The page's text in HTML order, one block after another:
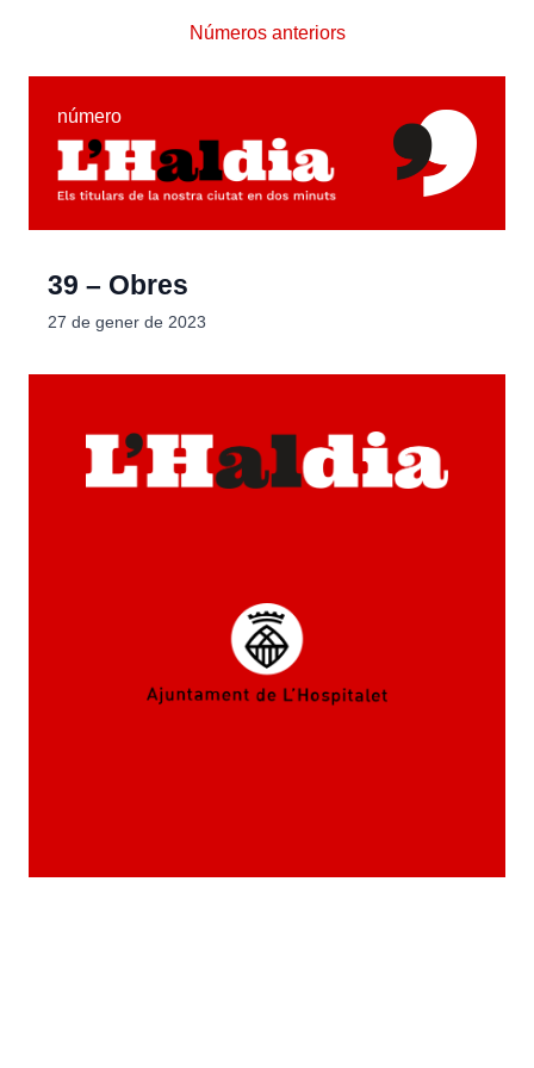
Números anteriors
número
39 – Obres
27 de gener de 2023